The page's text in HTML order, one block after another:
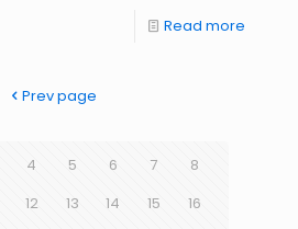
Read more
Prev page
4 5 6 7
8
12 13 14 15
16